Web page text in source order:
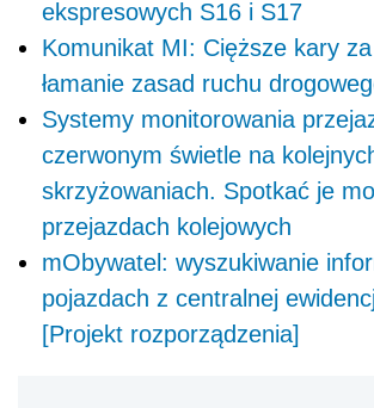
ekspresowych S16 i S17
Komunikat MI: Cięższe kary
łamanie zasad ruchu
Systemy monitorowania
czerwonym świetle na
skrzyżowaniach. Spotkać je
przejazdach kolejowych
mObywatel: wyszukiwanie
pojazdach z centralnej
[Projekt rozporządzenia]